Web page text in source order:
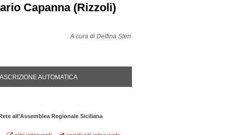
Capanna (Rizzoli)
A cura di Delfina Steri
ATTIVA)AUTOMATICA
all'Assemblea Regionale Siciliana